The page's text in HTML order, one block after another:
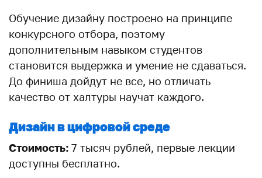
Обучение дизайну построено на принципе
конкурсного отбора, поэтому
дополнительным навыком студентов
становится выдержка и умение не сдаваться.
До финиша дойдут не все, но отличать
качество от халтуры научат каждого.
Дизайн в цифровой среде
Стоимость: 7 тысяч рублей, первые лекции
доступны бесплатно.